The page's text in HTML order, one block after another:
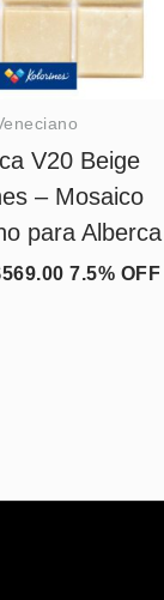
V20 Beige
– Mosaico
para Alberca
569.00 7.5% OFF